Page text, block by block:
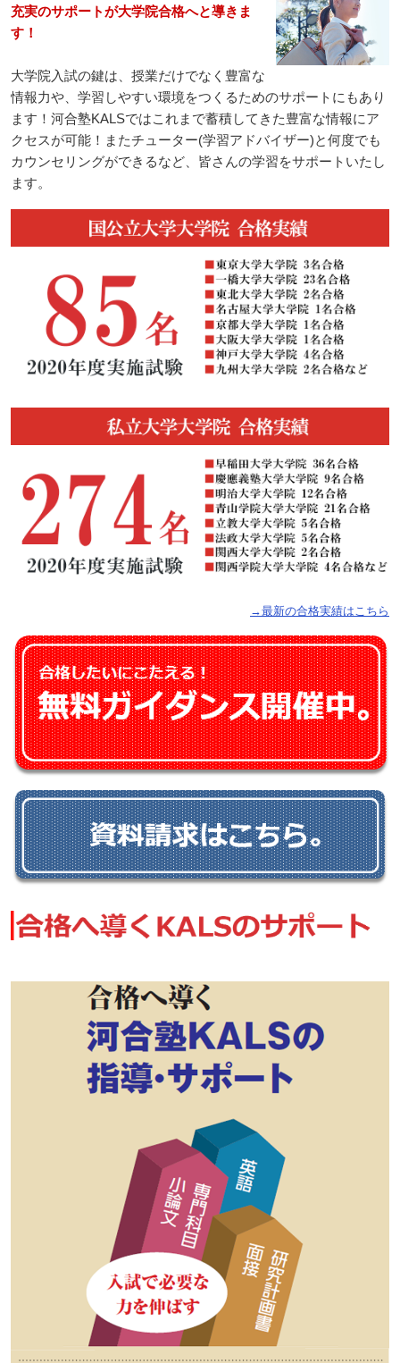
充実のサポートが大学院合格へと導きま
す！
大学院入試の鍵は、授業だけでなく豊富な
情報力や、学習しやすい環境をつくるためのサポートにもあり
ます！河合塾KALSではこれまで蓄積してきた豊富な情報にア
クセスが可能！またチューター(学習アドバイザー)と何度でも
カウンセリングができるなど、皆さんの学習をサポートいたし
ます。
→最新の合格実績はこちら